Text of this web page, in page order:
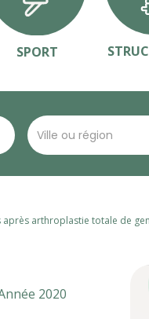
SPORT
arthroplastie totale de
2020